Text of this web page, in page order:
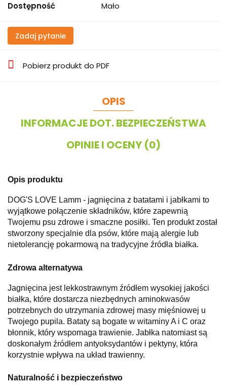
Dostępność
Mało
Zadaj pytanie
Pobierz produkt do PDF
OPIS
INFORMACJE DOT. BEZPIECZEŃSTWA
OPINIE I OCENY (0)
Opis produktu
DOG'S LOVE Lamm - jagnięcina z batatami i jabłkami to
wyjątkowe połączenie składników, które zapewnią
Twojemu psu zdrowe i smaczne posiłki. Ten produkt został
stworzony specjalnie dla psów, które mają alergie lub
nietolerancję pokarmową na tradycyjne źródła białka.
Zdrowa alternatywa
Jagnięcina jest lekkostrawnym źródłem wysokiej jakości
białka, które dostarcza niezbędnych aminokwasów
potrzebnych do utrzymania zdrowej masy mięśniowej u
Twojego pupila. Bataty są bogate w witaminy A i C oraz
błonnik, który wspomaga trawienie. Jabłka natomiast są
doskonałym źródłem antyoksydantów i pektyny, która
korzystnie wpływa na układ trawienny.
Naturalność i bezpieczeństwo